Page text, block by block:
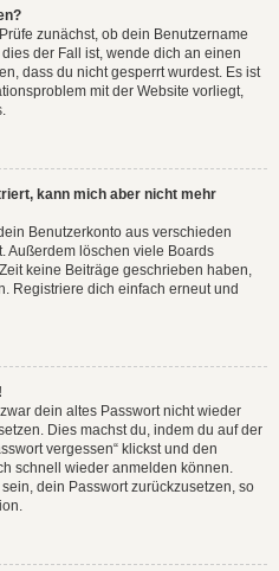
zunächst, ob dein Benutzername
der Fall ist, wende dich an einen
dass du nicht gesperrt wurdest. Es ist
mit der Website vorliegt,
kann mich aber nicht mehr
Benutzerkonto aus verschieden
Außerdem löschen viele Boards
keine Beiträge geschrieben haben,
Registriere dich einfach erneut und
dein altes Passwort nicht wieder
Dies machst du, indem du auf der
vergessen“ klickst und den
schnell wieder anmelden können.
dein Passwort zurückzusetzen, so